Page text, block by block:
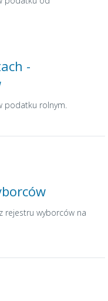
-
podatku rolnym.
rejestru wyborców na